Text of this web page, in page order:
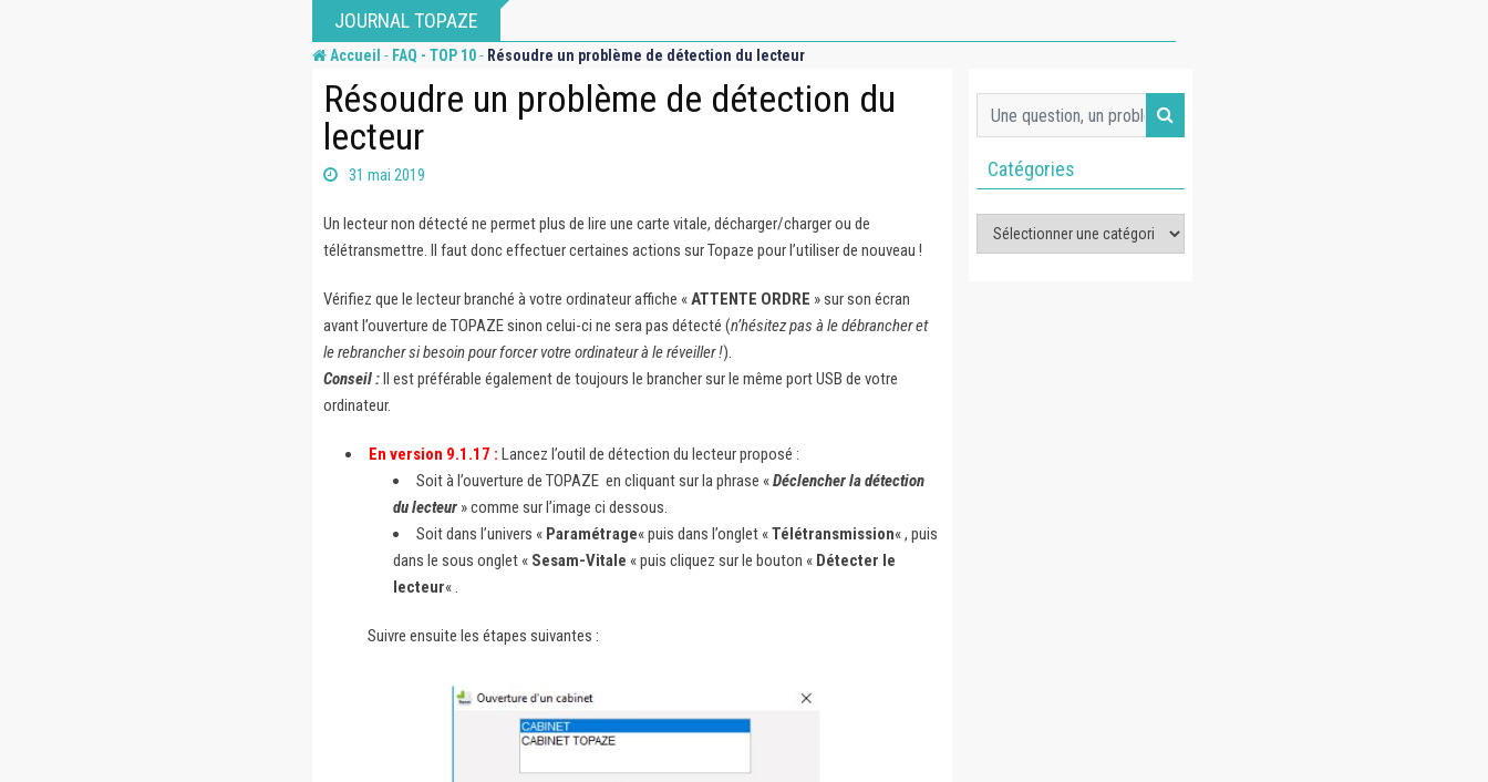
JOURNAL TOPAZE
Accueil - FAQ - TOP 10- Résoudre un problème de détection du lecteur
Résoudre un problème de détection du
lecteur
31 mai 2019
Un lecteur non détecté ne permet plus de lire une carte vitale, décharger/charger ou de
télétransmettre. Il faut donc effectuer certaines actions sur Topaze pour l’utiliser de nouveau !
Vérifiez que le lecteur branché à votre ordinateur affiche «ATTENTE ORDRE » sur son écran
avant l’ouverture de TOPAZE sinon celui-ci ne sera pas détecté (n’hésitez pas à le débrancher et
le rebrancher si besoin pour forcer votre ordinateur à le réveiller !).
Conseil :Il est préférable également de toujours le brancher sur le même port USB de votre
ordinateur.
En version 9.1.17 : Lancez l’outil de détection du lecteur proposé :
Soit à l’ouverture de TOPAZE en cliquant sur la phrase «Déclencher la détection
du lecteur» comme sur l’image ci dessous.
Soit dans l’univers « Paramétrage« puis dans l’onglet «Télétransmission« , puis
dans le sous onglet « Sesam-Vitale « puis cliquez sur le bouton « Détecter le
lecteur« .
Suivre ensuite les étapes suivantes :
Catégories
Catégories